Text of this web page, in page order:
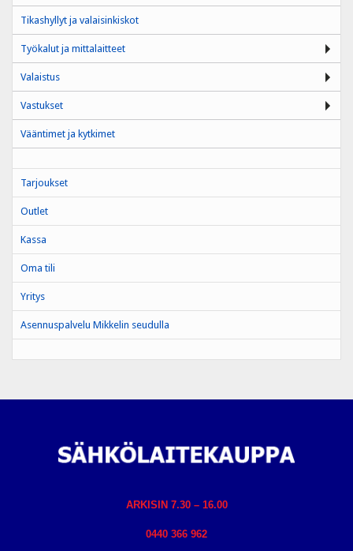
Tikashyllyt ja valaisinkiskot
Työkalut ja mittalaitteet
Valaistus
Vastukset
Vääntimet ja kytkimet
Tarjoukset
Outlet
Kassa
Oma tili
Yritys
Asennuspalvelu Mikkelin seudulla
ARKISIN 7.30 – 16.00
0440 366 962